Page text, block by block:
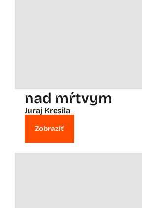
nad mŕtvym
Juraj Kresila
Zobraziť